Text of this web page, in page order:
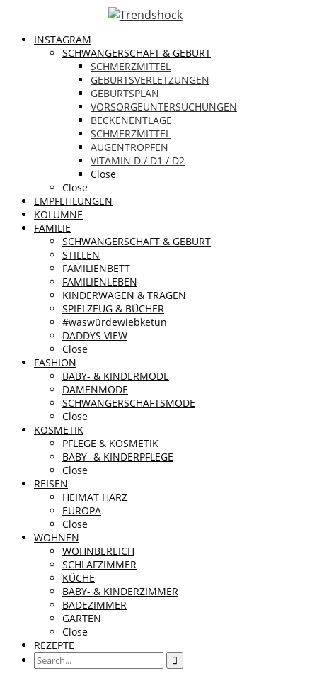
INSTAGRAM
SCHWANGERSCHAFT & GEBURT
SCHMERZMITTEL
GEBURTSVERLETZUNGEN
GEBURTSPLAN
VORSORGEUNTERSUCHUNGEN
BECKENENTLAGE
SCHMERZMITTEL
AUGENTROPFEN
VITAMIN D / D1 / D2
Close
Close
EMPFEHLUNGEN
KOLUMNE
FAMILIE
SCHWANGERSCHAFT & GEBURT
STILLEN
FAMILIENBETT
FAMILIENLEBEN
KINDERWAGEN & TRAGEN
SPIELZEUG & BÜCHER
#waswürdewiebketun
DADDYS VIEW
Close
FASHION
BABY- & KINDERMODE
DAMENMODE
SCHWANGERSCHAFTSMODE
Close
KOSMETIK
PFLEGE & KOSMETIK
BABY- & KINDERPFLEGE
Close
REISEN
HEIMAT HARZ
EUROPA
Close
WOHNEN
WOHNBEREICH
SCHLAFZIMMER
KÜCHE
BABY- & KINDERZIMMER
BADEZIMMER
GARTEN
Close
REZEPTE